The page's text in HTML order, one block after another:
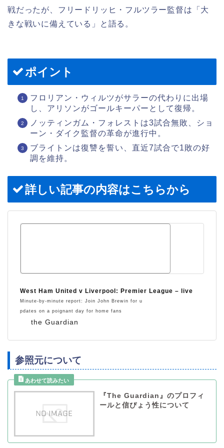
戦だったが、フリードリッヒ・フルツラー監督は「大
きな戦いに備えている」と語る。
ポイント
フロリアン・ウィルツがサラーの代わりに出場
し、アリソンがゴールキーパーとして復帰。
ノッティンガム・フォレストは3試合無敗、ショ
ーン・ダイク監督の革命が進行中。
ブライトンは復讐を誓い、直近7試合で1敗の好
調を維持。
詳しい記事の内容はこちらから
the Guardian
West Ham United v Liverpool: Premier League – live
Minute-by-minute report: Join John Brewin for u
pdates on a poignant day for home fans
参照元について
『The Guardian』のプロフィ
ールと信ぴょう性について